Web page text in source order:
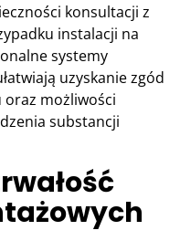
konsultacji z
instalacji na
systemy
uzyskanie zgód
możliwości
substancji